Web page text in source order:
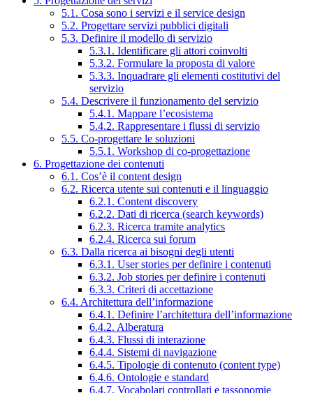
5.1. Cosa sono i servizi e il service design
5.2. Progettare servizi pubblici digitali
5.3. Definire il modello di servizio
5.3.1. Identificare gli attori coinvolti
5.3.2. Formulare la proposta di valore
5.3.3. Inquadrare gli elementi costitutivi del
servizio
5.4. Descrivere il funzionamento del servizio
5.4.1. Mappare l’ecosistema
5.4.2. Rappresentare i flussi di servizio
5.5. Co-progettare le soluzioni
5.5.1. Workshop di co-progettazione
6. Progettazione dei contenuti
6.1. Cos’è il content design
6.2. Ricerca utente sui contenuti e il linguaggio
6.2.1. Content discovery
6.2.2. Dati di ricerca (search keywords)
6.2.3. Ricerca tramite analytics
6.2.4. Ricerca sui forum
6.3. Dalla ricerca ai bisogni degli utenti
6.3.1. User stories per definire i contenuti
6.3.2. Job stories per definire i contenuti
6.3.3. Criteri di accettazione
6.4. Architettura dell’informazione
6.4.1. Definire l’architettura dell’informazione
6.4.2. Alberatura
6.4.3. Flussi di interazione
6.4.4. Sistemi di navigazione
6.4.5. Tipologie di contenuto (content type)
6.4.6. Ontologie e standard
6.4.7. Vocabolari controllati e tassonomie